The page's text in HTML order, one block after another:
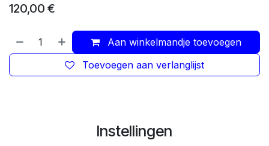
120,00 €
Aan winkelmandje toevoegen
Toevoegen aan verlanglijst
Instellingen